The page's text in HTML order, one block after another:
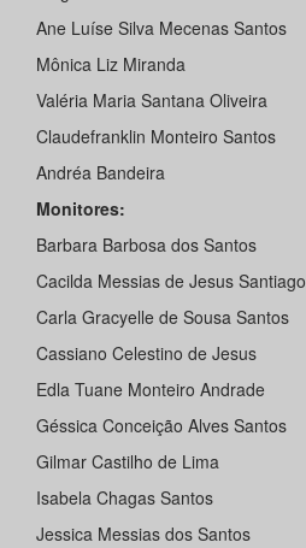
Ane Luíse Silva Mecenas Santos
Mônica Liz Miranda
Valéria Maria Santana Oliveira
Claudefranklin Monteiro Santos
Andréa Bandeira
Monitores:
Barbara Barbosa dos Santos
Cacilda Messias de Jesus Santiago
Carla Gracyelle de Sousa Santos
Cassiano Celestino de Jesus
Edla Tuane Monteiro Andrade
Géssica Conceição Alves Santos
Gilmar Castilho de Lima
Isabela Chagas Santos
Jessica Messias dos Santos